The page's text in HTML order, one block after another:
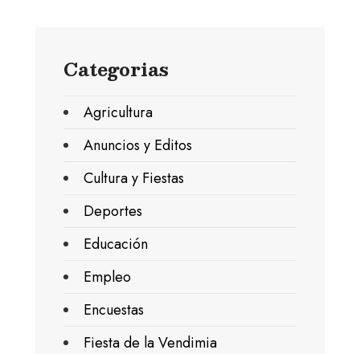
Categorias
Agricultura
Anuncios y Editos
Cultura y Fiestas
Deportes
Educación
Empleo
Encuestas
Fiesta de la Vendimia